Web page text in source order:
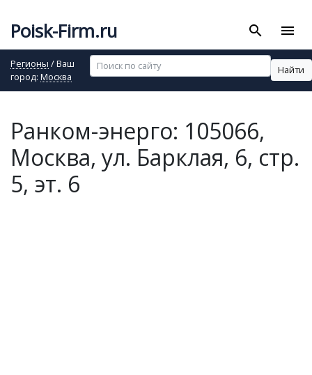
Poisk-Firm.ru search menu
Регионы / Ваш
город: Москва
Найти
Ранком-энерго: 105066,
Москва, ул. Барклая, 6, стр.
5, эт. 6